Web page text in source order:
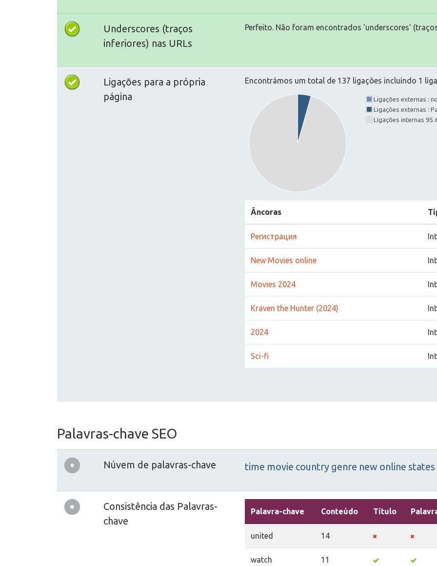
Underscores (traços
inferiores) nas URLs
Perfeito. Não foram encontrados 'underscores'
Ligações para a própria
página
Encontrámos um total de 137 ligações incluindo 1
Ligações externas :
Ligações externas :
Ligações internas
Âncoras
Регистрация
New Movies online
Movies 2024
Kraven the Hunter (2024)
2024
Sci-fi
Palavras-chave SEO
Núvem de palavras-chave time movie country genre new online states
Consistência das Palavras-
chave
Palavra-chave Conteúdo Título
united 14
watch 11